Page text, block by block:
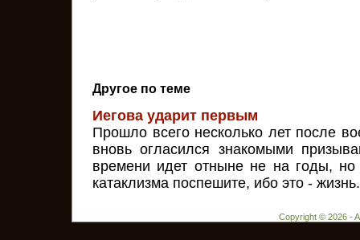
Другое по теме
Иегова ударит первым
Прошло всего несколько лет после
вновь огласился знакомыми
времени идет отныне не на годы,
катаклизма поспешите, ибо это -
Copyright © 2026 -